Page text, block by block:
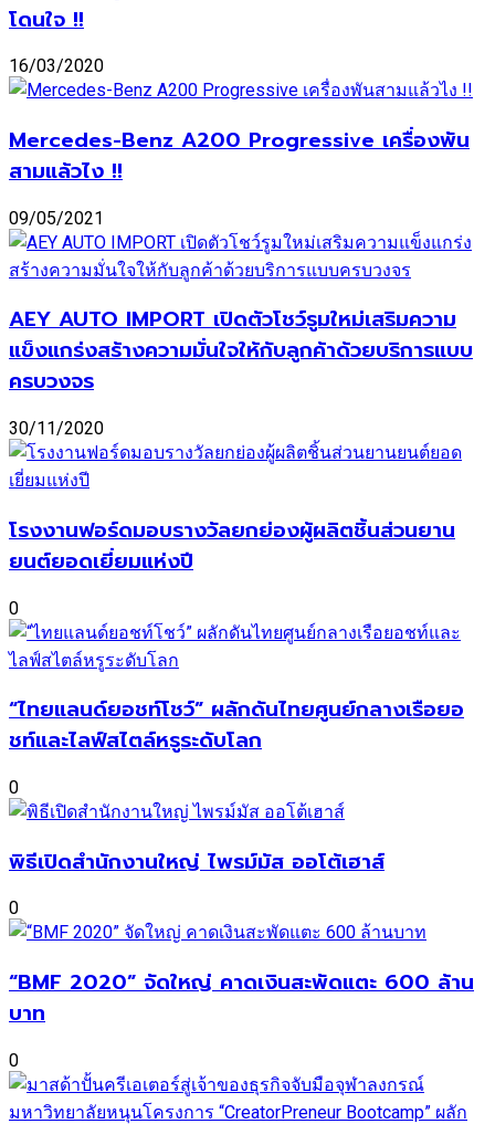
โดนใจ !!
16/03/2020
Mercedes-Benz A200 Progressive เครื่องพัน
สามแล้วไง !!
09/05/2021
AEY AUTO IMPORT เปิดตัวโชว์รูมใหม่เสริมความ
แข็งแกร่งสร้างความมั่นใจให้กับลูกค้าด้วยบริการแบบ
ครบวงจร
30/11/2020
โรงงานฟอร์ดมอบรางวัลยกย่องผู้ผลิตชิ้นส่วนยาน
ยนต์ยอดเยี่ยมแห่งปี
0
“ไทยแลนด์ยอชท์โชว์” ผลักดันไทยศูนย์กลางเรือยอ
ชท์และไลฟ์สไตล์หรูระดับโลก
0
พิธีเปิดสำนักงานใหญ่ ไพรม์มัส ออโต้เฮาส์
0
“BMF 2020” จัดใหญ่ คาดเงินสะพัดแตะ 600 ล้าน
บาท
0